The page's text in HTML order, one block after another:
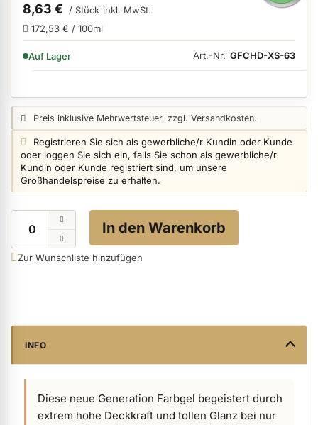
NailArt anzeigen
Hygiene anzeigen
Skintrix anzeigen
Hand- & Körperpflege anzeigen
8,63 € / Stück inkl. MwSt
172,53 € / 100ml
VERFÜGBARKEIT:
Auf Lager Art.-Nr. GFCHD-XS-63
Preisangabe:
Preis inklusive Mehrwertsteuer, zzgl. Versandkosten.
Login info:
Registrieren Sie sich als gewerbliche/r Kundin oder Kunde
oder loggen Sie sich ein, falls Sie schon als gewerbliche/r
Kundin oder Kunde registriert sind, um unsere
Großhandelspreise zu erhalten.
In den Warenkorb
Zur Wunschliste hinzufügen
INFO
Diese neue Generation Farbgel begeistert durch
extrem hohe Deckkraft und tollen Glanz bei nur